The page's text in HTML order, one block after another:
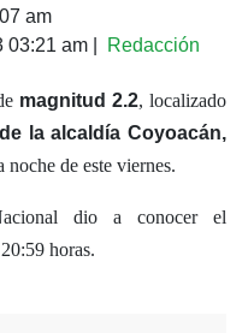
am
03:21 am| Redacción
magnitud 2.2, localizado
la alcaldía Coyoacán,
noche de este viernes.
dio a conocer el
horas.